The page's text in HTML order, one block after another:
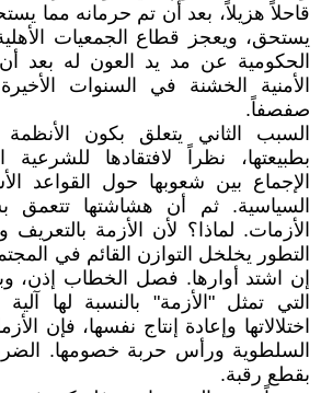
قاحلاً هزيلاً، بعد أن تم حرمانه مما
يستحق، ويعجز قطاع الجمعيات
الحكومية عن مد يد العون له بعد
الأمنية الخشنة في السنوات
صفصفاً.
السبب الثاني يتعلق بكون
بطبيعتها، نظراً لافتقادها للشرعية
الإجماع بين شعوبها حول القواعد
السياسية. ثم أن هشاشتها
الأزمات. لماذا؟ لأن الأزمة
التطور يخلخل التوازن القائم في
إن اشتد أوارها. فصل الخطاب إذن،
التي تمثل "الأزمة" بالنسبة لها
اختلالاتها وإعادة إنتاج نفسها، فإن
السلطوية ورأس حربة خصومها.
بقطع رقبة.